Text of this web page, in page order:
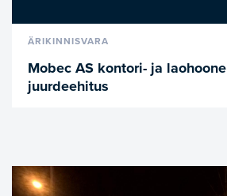
ÄRIKINNISVARA
Mobec AS kontori- ja laohoone
juurdeehitus